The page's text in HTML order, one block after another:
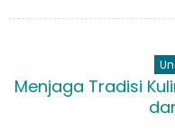
Menjaga Tradisi